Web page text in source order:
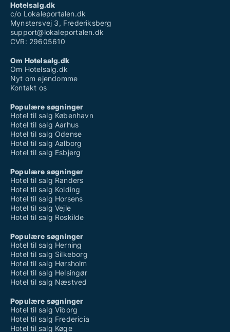
Hotelsalg.dk
c/o Lokaleportalen.dk
Mynstersvej 3, Frederiksberg
support@lokaleportalen.dk
CVR: 29605610
Om Hotelsalg.dk
Om Hotelsalg.dk
Nyt om ejendomme
Kontakt os
Populære søgninger
Hotel til salg København
Hotel til salg Aarhus
Hotel til salg Odense
Hotel til salg Aalborg
Hotel til salg Esbjerg
Populære søgninger
Hotel til salg Randers
Hotel til salg Kolding
Hotel til salg Horsens
Hotel til salg Vejle
Hotel til salg Roskilde
Populære søgninger
Hotel til salg Herning
Hotel til salg Silkeborg
Hotel til salg Hørsholm
Hotel til salg Helsingør
Hotel til salg Næstved
Populære søgninger
Hotel til salg Viborg
Hotel til salg Fredericia
Hotel til salg Køge